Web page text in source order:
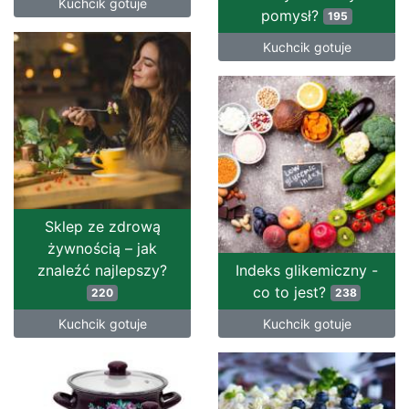
Kuchcik gotuje
pomysł? 195
Kuchcik gotuje
Sklep ze zdrową
żywnością – jak
znaleźć najlepszy?
220
Kuchcik gotuje
Indeks glikemiczny -
co to jest?
238
Kuchcik gotuje